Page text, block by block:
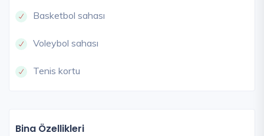
Basketbol sahası
Voleybol sahası
Tenis kortu
Bina Özellikleri